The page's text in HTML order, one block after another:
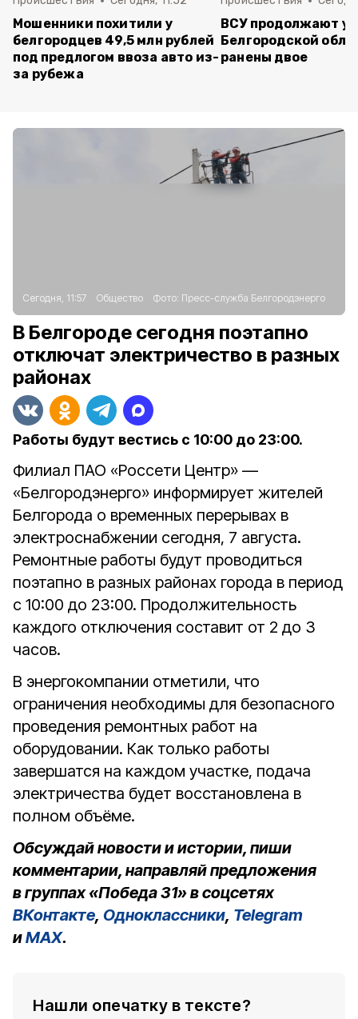
Мошенники похитили у
белгородцев 49,5 млн рублей
под предлогом ввоза авто из-
за рубежа
ВСУ продолжают
Белгородской
ранены двое
Сегодня, 11:57 Общество Фото: Пресс-служба Белгородэнерго
В Белгороде сегодня поэтапно
отключат электричество в разных
районах
Работы будут вестись с 10:00 до 23:00.
Филиал ПАО «Россети Центр» —
«Белгородэнерго» информирует жителей
Белгорода о временных перерывах в
электроснабжении сегодня, 7 августа.
Ремонтные работы будут проводиться
поэтапно в разных районах города в период
с 10:00 до 23:00. Продолжительность
каждого отключения составит от 2 до 3
часов.
В энергокомпании отметили, что
ограничения необходимы для безопасного
проведения ремонтных работ на
оборудовании. Как только работы
завершатся на каждом участке, подача
электричества будет восстановлена в
полном объёме.
Обсуждай новости и истории, пиши
комментарии, направляй предложения
в группах «Победа 31» в соцсетях
ВКонтакте, Одноклассники, Telegram
иMAX.
Нашли опечатку в тексте?